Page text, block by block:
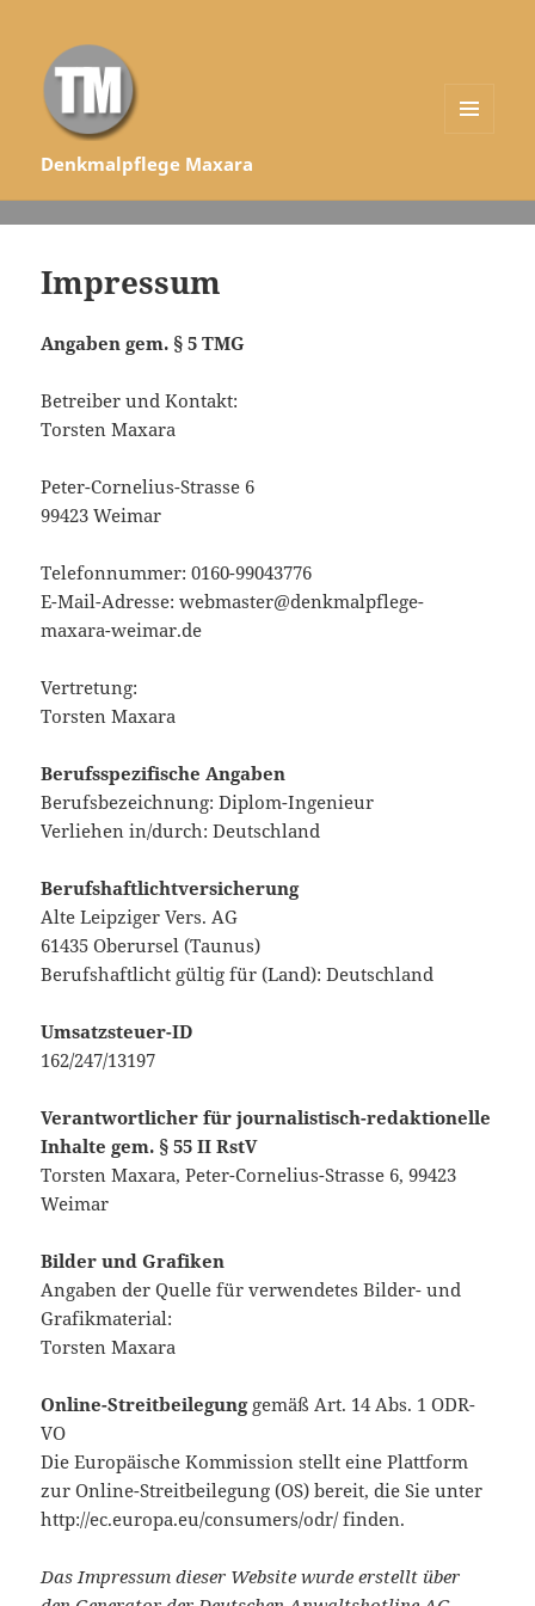
Denkmalpflege Maxara
Impressum
Angaben gem. § 5 TMG
Betreiber und Kontakt:
Torsten Maxara
Peter-Cornelius-Strasse 6
99423 Weimar
Telefonnummer: 0160-99043776
E-Mail-Adresse: webmaster@denkmalpflege-
maxara-weimar.de
Vertretung:
Torsten Maxara
Berufsspezifische Angaben
Berufsbezeichnung: Diplom-Ingenieur
Verliehen in/durch: Deutschland
Berufshaftlichtversicherung
Alte Leipziger Vers. AG
61435 Oberursel (Taunus)
Berufshaftlicht gültig für (Land): Deutschland
Umsatzsteuer-ID
162/247/13197
Verantwortlicher für journalistisch-redaktionelle
Inhalte gem. § 55 II RstV
Torsten Maxara, Peter-Cornelius-Strasse 6, 99423
Weimar
Bilder und Grafiken
Angaben der Quelle für verwendetes Bilder- und
Grafikmaterial:
Torsten Maxara
Online-Streitbeilegung gemäß Art. 14 Abs. 1 ODR-
VO
Die Europäische Kommission stellt eine Plattform
zur Online-Streitbeilegung (OS) bereit, die Sie unter
http://ec.europa.eu/consumers/odr/ finden.
Das Impressum dieser Website wurde erstellt über